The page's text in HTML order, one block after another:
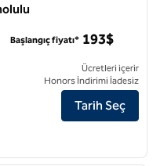
için otel detaylarını
Başlangıç fiyatı* 193$
Ücretleri içerir
Honors İndirimi İadesiz
Tarih Seç